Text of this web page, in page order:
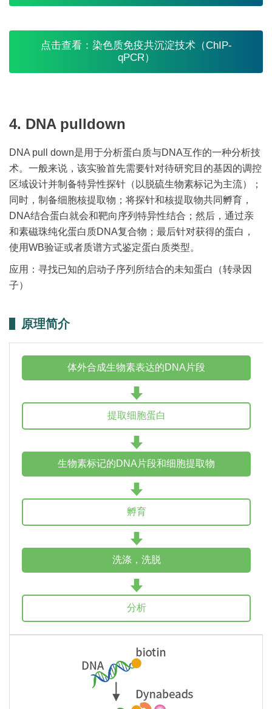
点击查看：染色质免疫共沉淀技术（ChIP-
qPCR）
4. DNA pulldown
DNA pull down是用于分析蛋白质与DNA互作的一种分析技
术。一般来说，该实验首先需要针对待研究目的基因的调控
区域设计并制备特异性探针（以脱硫生物素标记为主流）；
同时，制备细胞核提取物；将探针和核提取物共同孵育，
DNA结合蛋白就会和靶向序列特异性结合；然后，通过亲
和素磁珠纯化蛋白质DNA复合物；最后针对获得的蛋白，
使用WB验证或者质谱方式鉴定蛋白质类型。
应用：寻找已知的启动子序列所结合的未知蛋白（转录因
子）
原理简介
体外合成生物素表达的DNA片段
提取细胞蛋白
生物素标记的DNA片段和细胞提取物
孵育
洗涤，洗脱
分析